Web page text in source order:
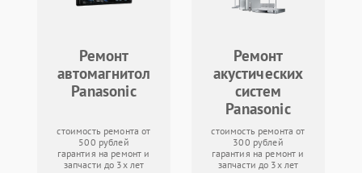
Ремонт
автомагнитол
Panasonic
стоимость ремонта от
500 рублей
гарантия на ремонт и
запчасти до 3х лет
Ремонт
акустических
систем
Panasonic
стоимость ремонта от
300 рублей
гарантия на ремонт и
запчасти до 3х лет